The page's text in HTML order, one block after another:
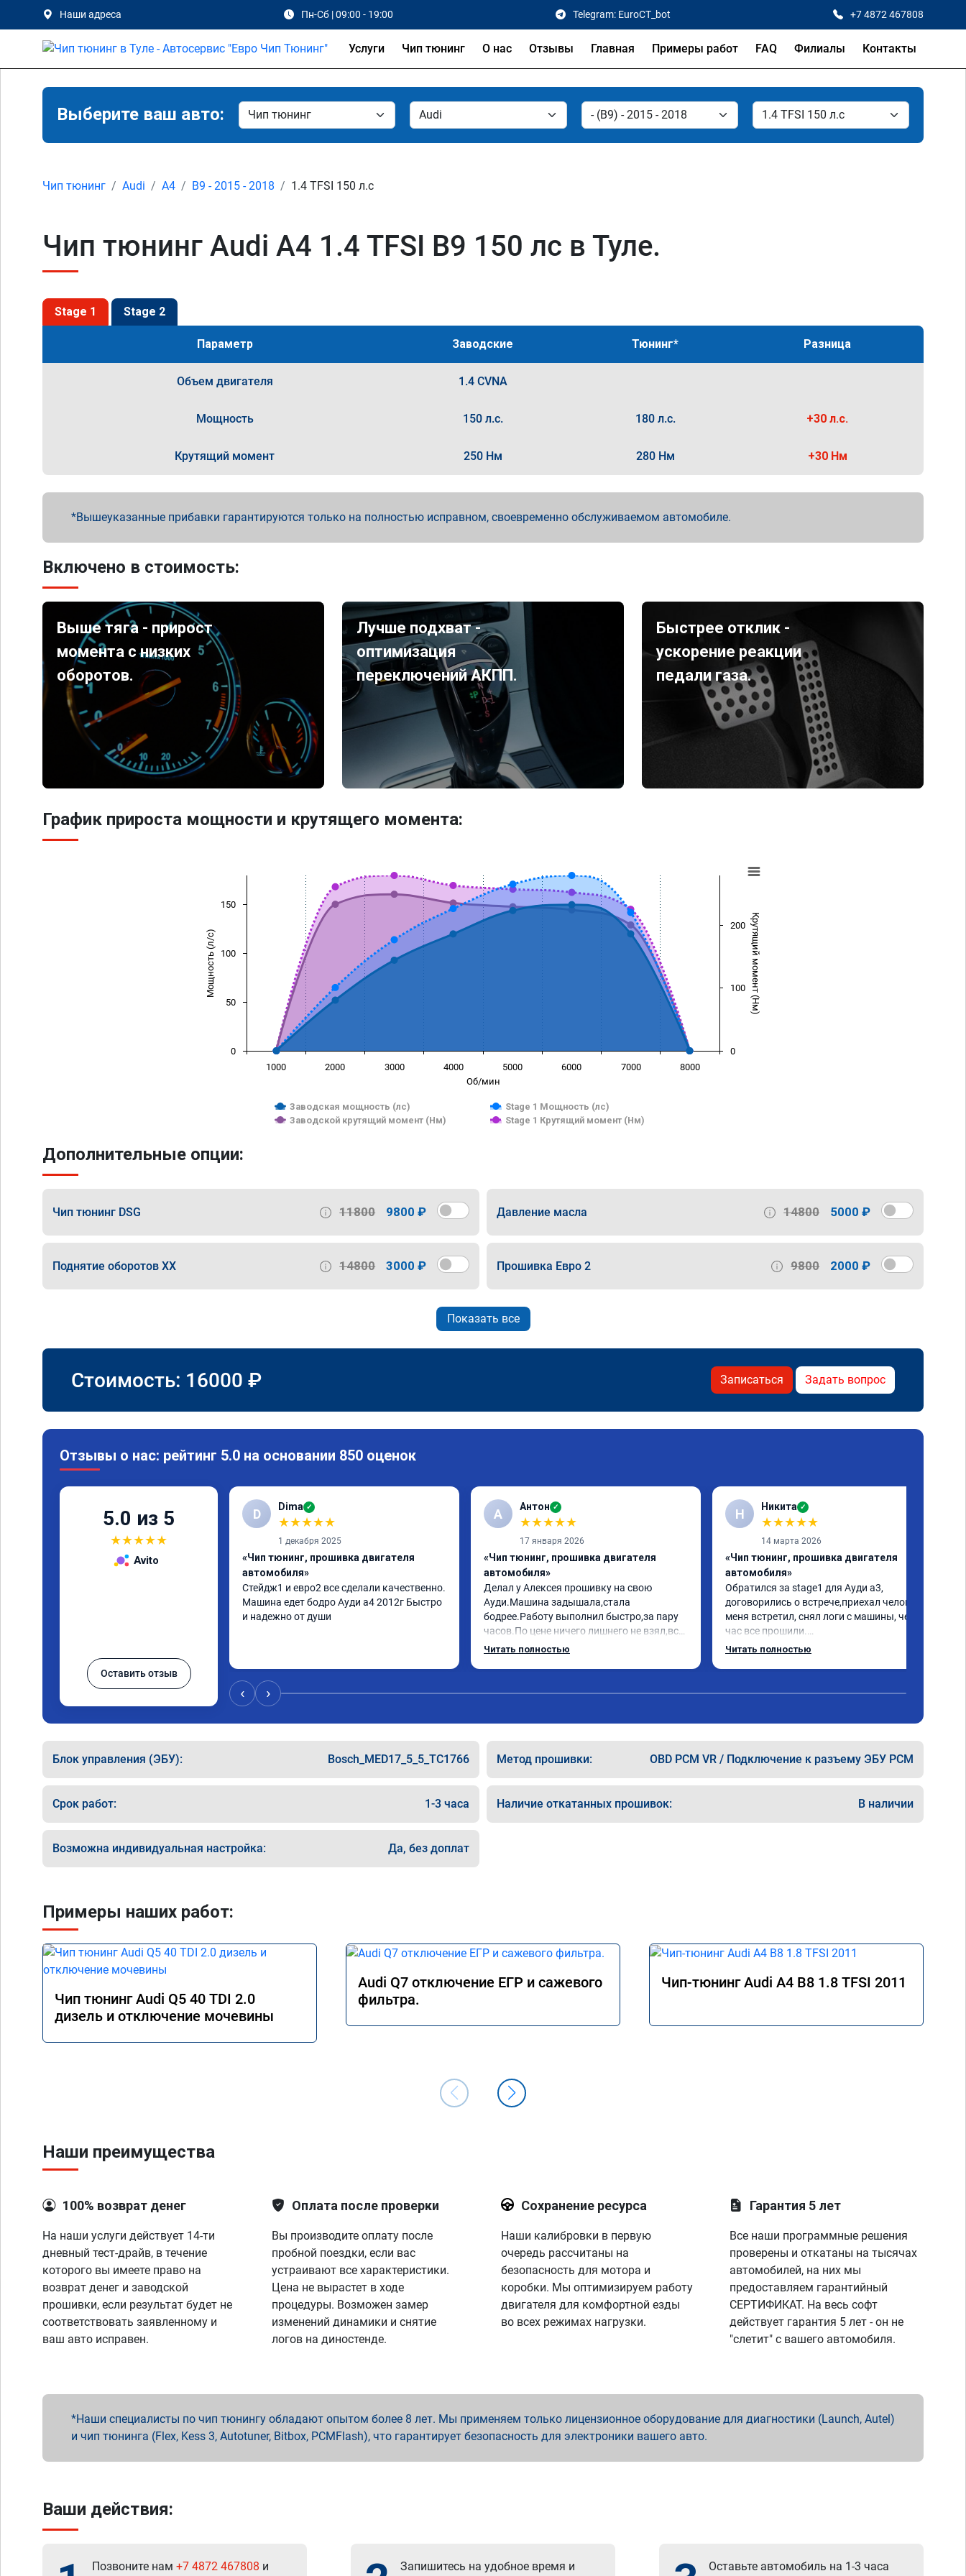
Наши адреса Пн-Сб | 09:00 - 19:00 Telegram: EuroCT_bot +7 4872 467808
Услуги Чип тюнинг О нас Отзывы Главная Примеры работ FAQ Филиалы Контакты
Выберите ваш авто:
Чип тюнинг Audi A4 B9 - 2015 - 2018 1.4 TFSI 150 л.с
Чип тюнинг Audi A4 1.4 TFSI B9 150 лс в Туле.
Stage 1 Stage 2
Параметр Заводские Тюнинг* Разница
Объем двигателя 1.4 CVNA
Мощность 150 л.с. 180 л.с. +30 л.с.
Крутящий момент 250 Нм 280 Нм +30 Нм
Вышеуказанные прибавки гарантируются только на полностью исправном, своевременно обслуживаемом автомобиле.
Включено в стоимость:
Выше тяга - прирост
момента с низких
оборотов.
Лучше подхват -
оптимизация
переключений АКПП.
Быстрее отклик -
ускорение реакции
педали газа.
График прироста мощности и крутящего момента:
Об/мин
Мощность (л/с) Крутящий момент (Нм)
Заводская мощность (лс)
Stage 1 Мощность (лс)
Заводской крутящий момент (Нм)
Stage 1 Крутящий момент (Нм)
1000 2000 3000 4000 5000 6000 7000 8000
0
50
100
150
0
100
200
Дополнительные опции:
Чип тюнинг DSG 11800 9800 ₽ Давление масла 14800 5000 ₽
Поднятие оборотов ХХ 14800 3000 ₽ Прошивка Евро 2 9800 2000 ₽
Показать все
Стоимость: 16000 ₽ Записаться Задать вопрос
Отзывы о нас: рейтинг 5.0 на основании 850 оценок
5.0 из 5
★★★★★
Avito
Оставить отзыв
D Dima ✓
★★★★★
1 декабря 2025
«Чип тюнинг, прошивка двигателя
автомобиля»
Стейдж1 и евро2 все сделали качественно.
Машина едет бодро Ауди а4 2012г Быстро
и надежно от души
А Антон ✓
★★★★★
17 января 2026
«Чип тюнинг, прошивка двигателя
автомобиля»
Делал у Алексея прошивку на свою
Ауди.Машина задышала,стала
бодрее.Работу выполнил быстро,за пару
часов.По цене ничего лишнего не взял,всё
как договаривались заранее.После
Читать полностью
Н Никита ✓
★★★★★
14 марта 2026
«Чип тюнинг, прошивка двигателя
автомобиля»
Обратился за stage1 для Ауди а3,
договорились о встрече,приехал человек
меня встретил, снял логи с машины, через
час все прошили.
Арман спасибо тебе огромное, машинка по
Читать полностью
‹ ›
Блок управления (ЭБУ): Bosch_MED17_5_5_TC1766 Метод прошивки: OBD PCM VR / Подключение к разъему ЭБУ PCM
Срок работ: 1-3 часа Наличие откатанных прошивок: В наличии
Возможна индивидуальная настройка: Да, без доплат
Примеры наших работ:
Чип тюнинг Audi Q5 40 TDI 2.0
дизель и отключение мочевины
Audi Q7 отключение ЕГР и сажевого
фильтра.
Чип-тюнинг Audi A4 B8 1.8 TFSI 2011
Наши преимущества
100% возврат денег
На наши услуги действует 14-ти
дневный тест-драйв, в течение
которого вы имеете право на
возврат денег и заводской
прошивки, если результат будет не
соответствовать заявленному и
ваш авто исправен.
Оплата после проверки
Вы производите оплату после
пробной поездки, если вас
устраивают все характеристики.
Цена не вырастет в ходе
процедуры. Возможен замер
изменений динамики и снятие
логов на диностенде.
Сохранение ресурса
Наши калибровки в первую
очередь рассчитаны на
безопасность для мотора и
коробки. Мы оптимизируем работу
двигателя для комфортной езды
во всех режимах нагрузки.
Гарантия 5 лет
Все наши программные решения
проверены и откатаны на тысячах
автомобилей, на них мы
предоставляем гарантийный
СЕРТИФИКАТ. На весь софт
действует гарантия 5 лет - он не
"слетит" с вашего автомобиля.
Наши специалисты по чип тюнингу обладают опытом более 8 лет. Мы применяем только лицензионное оборудование для диагностики (Launch, Autel)
и чип тюнинга (Flex, Kess 3, Autotuner, Bitbox, PCMFlash), что гарантирует безопасность для электроники вашего авто.
Ваши действия:
Позвоните нам +7 4872 467808 и Запишитесь на удобное время и Оставьте автомобиль на 1-3 часа